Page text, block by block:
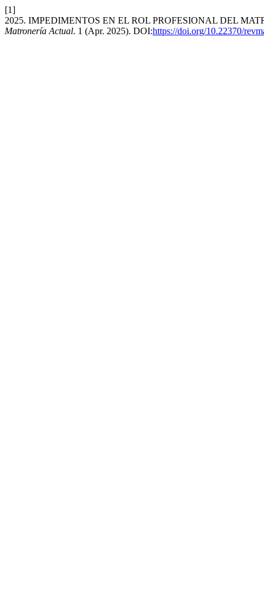
[1]
2025. IMPEDIMENTOS EN EL ROL PROFESIONAL DEL
Matronería Actual. 1 (Apr. 2025). DOI:https://doi.org/10.22370/